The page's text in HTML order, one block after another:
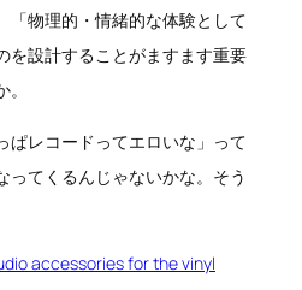
「物理的・情緒的な体験として
を設計することがますます重要
ぱレコードってエロいな」って
ってくるんじゃないかな。そう
accessories for the vinyl